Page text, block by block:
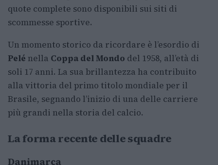
quote complete sono disponibili sui siti di
scommesse sportive.
Un momento storico da ricordare è l’esordio di
Pelé nella Coppa del Mondo del 1958, all’età di
soli 17 anni. La sua brillantezza ha contribuito
alla vittoria del primo titolo mondiale per il
Brasile, segnando l’inizio di una delle carriere
più grandi nella storia del calcio.
La forma recente delle squadre
Danimarca